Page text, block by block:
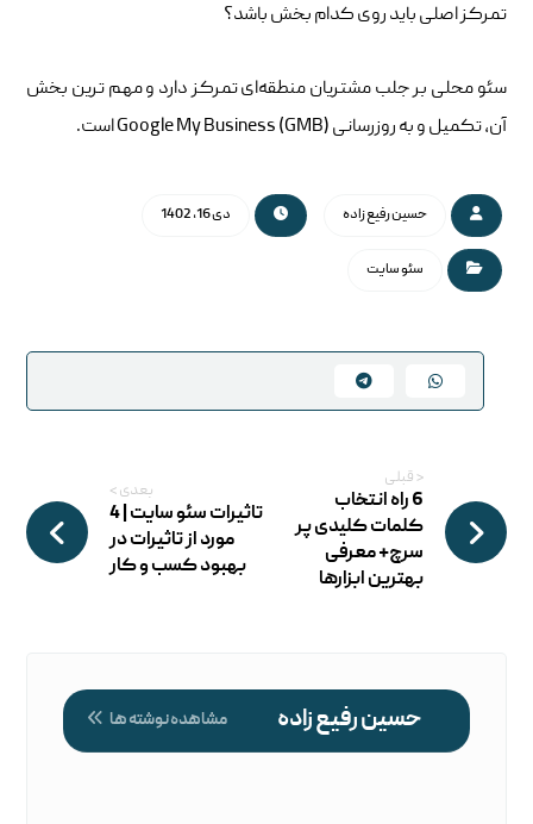
تمرکز اصلی باید روی کدام بخش باشد؟
سئو محلی بر جلب مشتریان منطقه‌ای تمرکز دارد و مهم‌ ترین بخش
آن، تکمیل و به‌ روزرسانی Google My Business (GMB) است.
حسین رفیع زاده دی 16, 1402
سئو سایت
< قبلی
6 راه انتخاب
کلمات کلیدی پر
سرچ+ معرفی
بهترین ابزارها
بعدی >
تاثیرات سئو سایت | 4
مورد از تاثیرات در
بهبود کسب و کار
حسین رفیع زاده مشاهده نوشته ها